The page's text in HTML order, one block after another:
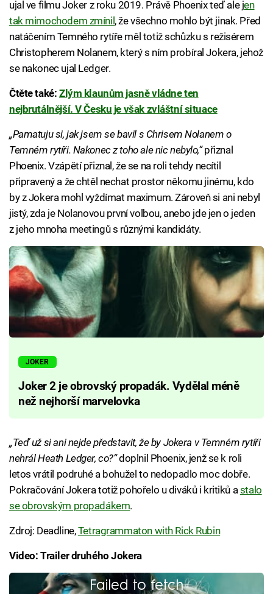
ujal ve filmu Joker z roku 2019. Právě Phoenix teď ale jen
tak mimochodem zmínil , že všechno mohlo být jinak. Před
natáčením Temného rytíře měl totiž schůzku s režisérem
Christopherem Nolanem, který s ním probíral Jokera, jehož
se nakonec ujal Ledger.
Čtěte také: Zlým klaunům jasně vládne ten
nejbrutálnější. V Česku je však zvláštní situace
„Pamatuju si, jak jsem se bavil s Chrisem Nolanem o
Temném rytíři. Nakonec z toho ale nic nebylo,“přiznal
Phoenix. Vzápětí přiznal, že se na roli tehdy necítil
připravený a že chtěl nechat prostor někomu jinému, kdo
by z Jokera mohl vyždímat maximum. Zároveň si ani nebyl
jistý, zda je Nolanovou první volbou, anebo jde jen o jeden
z jeho mnoha meetingů s různými kandidáty.
JOKER
Joker 2 je obrovský propadák. Vydělal méně
než nejhorší marvelovka
„Teď už si ani nejde představit, že by Jokera v Temném rytíři
nehrál Heath Ledger, co?“doplnil Phoenix, jenž se k roli
letos vrátil podruhé a bohužel to nedopadlo moc dobře.
Pokračování Jokera totiž pohořelo u diváků i kritiků a stalo
se obrovským propadákem.
Zdroj: Deadline,Tetragrammaton with Rick Rubin
Video: Trailer druhého Jokera
Failed to fetch